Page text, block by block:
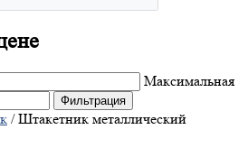
Максимальная
Фильтрация
/ Штакетник металлический